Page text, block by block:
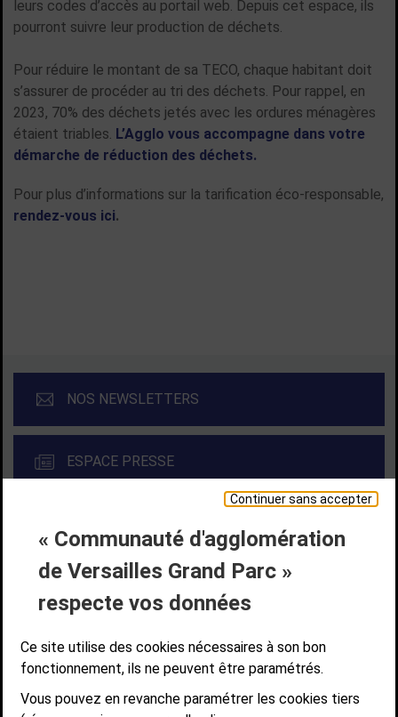
Continuer sans accepter
« Communauté d'agglomération
de Versailles Grand Parc »
respecte vos données
Ce site utilise des cookies nécessaires à son bon
fonctionnement, ils ne peuvent être paramétrés.
Vous pouvez en revanche paramétrer les cookies tiers
leurs codes d’accès au portail web. Depuis cet espace, ils
pourront suivre leur production de déchets.
Pour réduire le montant de sa TECO, chaque habitant doit
s’assurer de procéder au tri des déchets. Pour rappel, en
2023, 70% des déchets jetés avec les ordures ménagères
étaient triables. L’Agglo vous accompagne dans votre
démarche de réduction des déchets.
Pour plus d’informations sur la tarification éco-responsable,
rendez-vous ici.
NOS NEWSLETTERS
ESPACE PRESSE
Liens bas de page
CONTACT MENTIONS LÉGALES
PLAN DE SITE
ACCESSIBILITÉ NUMÉRIQUE
GESTION DES COOKIES
Suivez-nous
SUIVEZ-NOUS SUR